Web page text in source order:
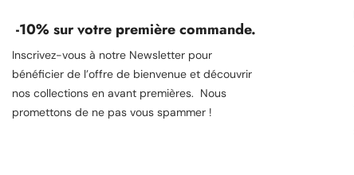
-10% sur votre première commande.
Inscrivez-vous à notre Newsletter pour
bénéficier de l’offre de bienvenue et découvrir
nos collections en avant premières. Nous
promettons de ne pas vous spammer !